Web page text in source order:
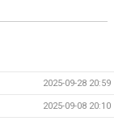
2025-09-28 20:59
2025-09-08 20:10